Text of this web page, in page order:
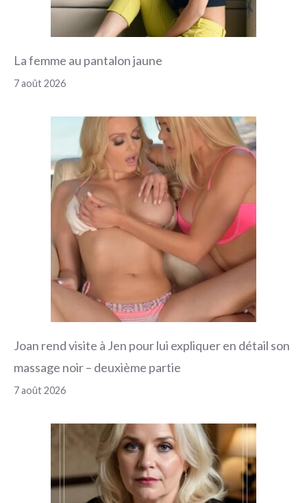
La femme au pantalon jaune
7 août 2026
Joan rend visite à Jen pour lui expliquer en détail son
massage noir – deuxième partie
7 août 2026